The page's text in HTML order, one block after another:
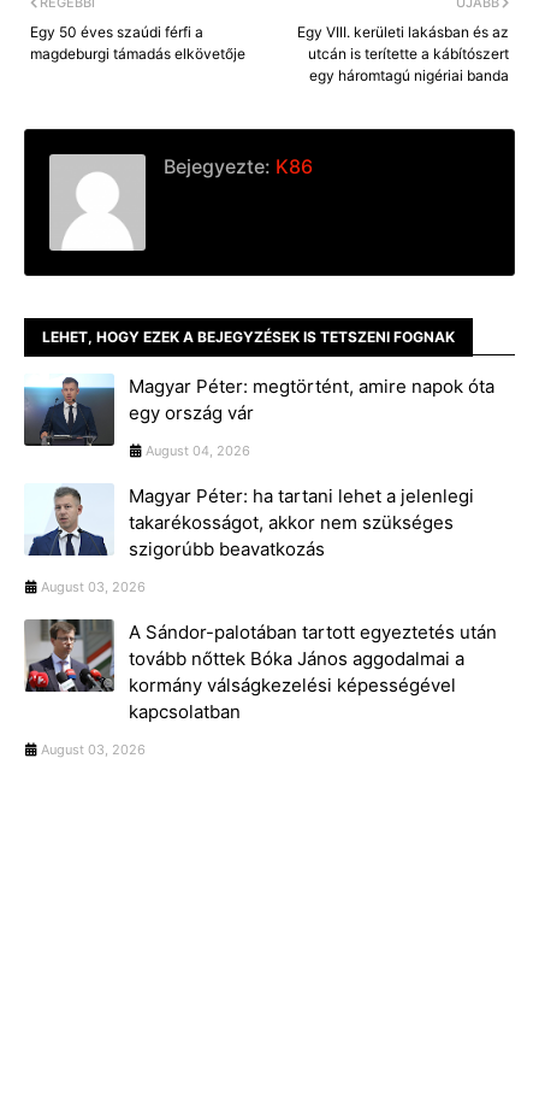
Egy VIII. kerületi lakásban és az
utcán is terítette a kábítószert
egy háromtagú nigériai banda
Egy 50 éves szaúdi férfi a
magdeburgi támadás elkövetője
Bejegyezte: K86
LEHET, HOGY EZEK A BEJEGYZÉSEK IS TETSZENI FOGNAK
Magyar Péter: megtörtént, amire napok óta
egy ország vár
August 04, 2026
Magyar Péter: ha tartani lehet a jelenlegi
takarékosságot, akkor nem szükséges
szigorúbb beavatkozás
August 03, 2026
A Sándor-palotában tartott egyeztetés után
tovább nőttek Bóka János aggodalmai a
kormány válságkezelési képességével
kapcsolatban
August 03, 2026